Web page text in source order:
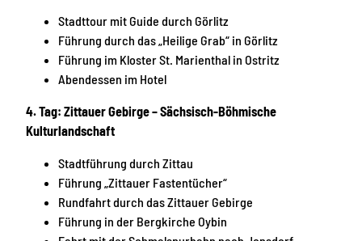
Stadttour mit Guide durch Görlitz
Führung durch das „Heilige Grab“ in Görlitz
Führung im Kloster St. Marienthal in Ostritz
Abendessen im Hotel
4. Tag: Zittauer Gebirge – Sächsisch-Böhmische
Kulturlandschaft
Stadtführung durch Zittau
Führung „Zittauer Fastentücher“
Rundfahrt durch das Zittauer Gebirge
Führung in der Bergkirche Oybin